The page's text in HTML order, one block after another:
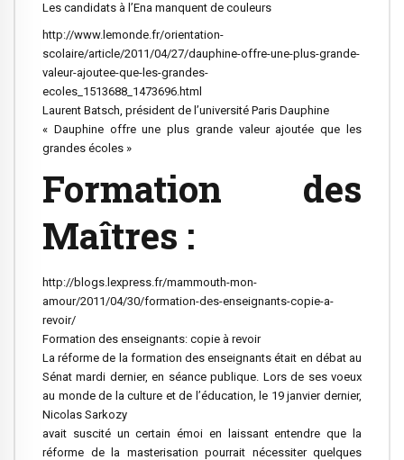
Les candidats à l’Ena manquent de couleurs
http://www.lemonde.fr/orientation-
scolaire/article/2011/04/27/dauphine-offre-une-plus-grande-
valeur-ajoutee-que-les-grandes-
ecoles_1513688_1473696.html
Laurent Batsch, président de l’université Paris Dauphine
« Dauphine offre une plus grande valeur ajoutée que les
grandes écoles »
Formation des
Maîtres :
http://blogs.lexpress.fr/mammouth-mon-
amour/2011/04/30/formation-des-enseignants-copie-a-
revoir/
Formation des enseignants: copie à revoir
La réforme de la formation des enseignants était en débat au
Sénat mardi dernier, en séance publique. Lors de ses voeux
au monde de la culture et de l’éducation, le 19 janvier dernier,
Nicolas Sarkozy
avait suscité un certain émoi en laissant entendre que la
réforme de la masterisation pourrait nécessiter quelques